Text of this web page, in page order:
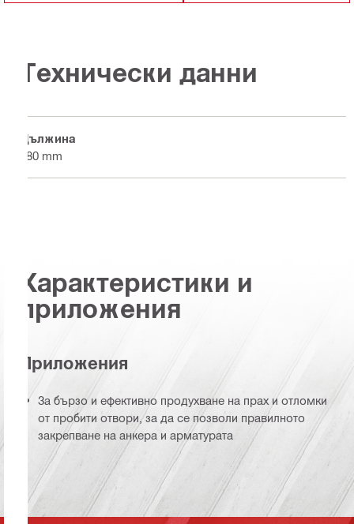
Технически данни
Дължина
680 mm
Характеристики и
приложения
Приложения
За бързо и ефективно продухване на прах и отломки
от пробити отвори, за да се позволи правилното
закрепване на анкера и арматурата